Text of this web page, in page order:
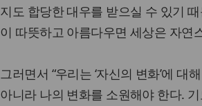
지도 합당한 대우를 받으실 수 있기
이 따뜻하고 아름다우면 세상은 자연
그러면서 “우리는 ‘자신의 변화’에
아니라 나의 변화를 소원해야 한다.